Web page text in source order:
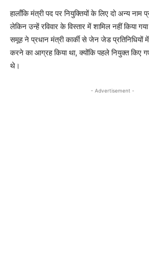
हालाँकि मंत्री पद पर नियुक्तियों के लिए दो अन्य नाम
लेकिन उन्हें रविवार के विस्तार में शामिल नहीं
समूह ने प्रधान मंत्री कार्की से जेन जेड प्रतिनिधियों
करने का आग्रह किया था, क्योंकि पहले नियुक्त किए
थे।
- Advertisement -